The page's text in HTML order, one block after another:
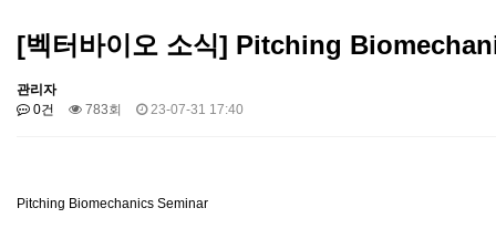
[벡터바이오 소식] Pitching
관리자
0건
783회 23-07-31 17:40
Pitching Biomechanics Seminar